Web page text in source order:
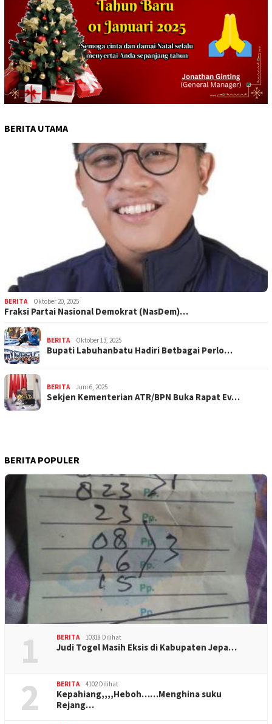
BERITA UTAMA
BERITA Oktober 20, 2025
Fraksi Partai Nasional Demokrat (NasDem)…
BERITA Oktober 13, 2025
Bupati Labuhanbatu Hadiri Betbagai Perlo…
BERITA Juni 6, 2025
Sekjen Kementerian ATR/BPN Buka Rapat Ev…
BERITA POPULER
1 BERITA 10318 Dilihat
Judi Togel Masih Eksis di Kabupaten Jepa…
2 BERITA 4102 Dilihat
Kepahiang,,,,Heboh……Menghina suku
Rejang…